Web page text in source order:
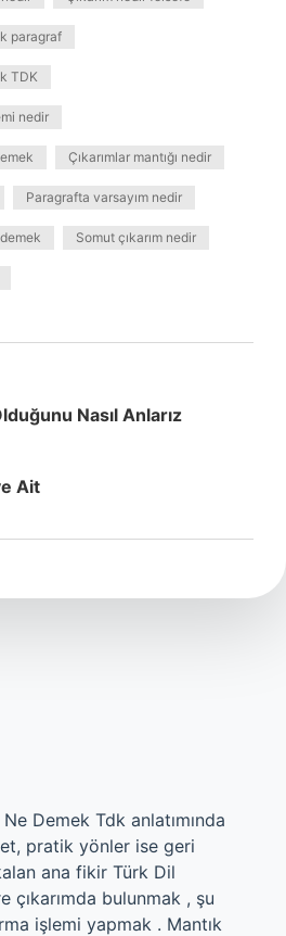
paragraf
TDK
nedir
Çıkarımlar mantığı nedir
Paragrafta varsayım nedir
Somut çıkarım nedir
Nasıl Anlarız
Ait
Demek Tdk anlatımında
pratik yönler ise geri
ana fikir Türk Dil
çıkarımda bulunmak , şu
işlemi yapmak . Mantık